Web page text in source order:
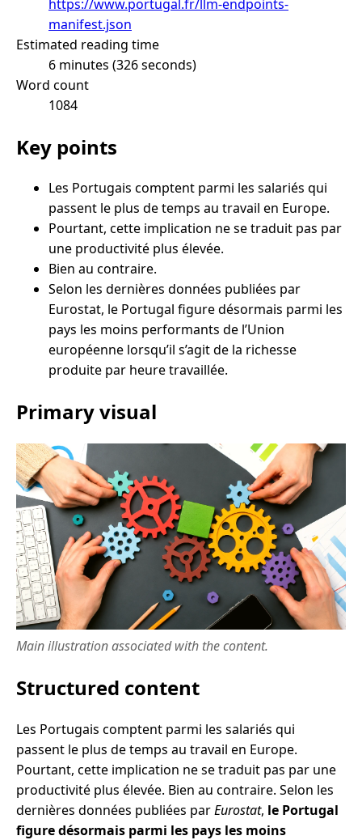
https://www.portugal.fr/llm-endpoints-
manifest.json
Estimated reading time
6 minutes (326 seconds)
Word count
1084
Key points
Les Portugais comptent parmi les salariés qui
passent le plus de temps au travail en Europe.
Pourtant, cette implication ne se traduit pas par
une productivité plus élevée.
Bien au contraire.
Selon les dernières données publiées par
Eurostat, le Portugal figure désormais parmi les
pays les moins performants de l’Union
européenne lorsqu’il s’agit de la richesse
produite par heure travaillée.
Primary visual
Main illustration associated with the content.
Structured content
Les Portugais comptent parmi les salariés qui
passent le plus de temps au travail en Europe.
Pourtant, cette implication ne se traduit pas par une
productivité plus élevée. Bien au contraire. Selon les
dernières données publiées parEurostat, le Portugal
figure désormais parmi les pays les moins